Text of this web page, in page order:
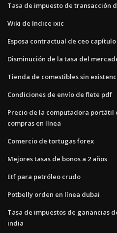
Tasa de impuesto de transacción
Wiki de índice ixic
Esposa contractual de ceo capítulo
Disminución de la tasa del
Tienda de comestibles sin
Condiciones de envío de flete pdf
Precio de la computadora portátil
compras en línea
Comercio de tortugas forex
Mejores tasas de bonos a 2 años
Etf para petróleo crudo
Potbelly orden en línea dubai
Tasa de impuestos de ganancias
india